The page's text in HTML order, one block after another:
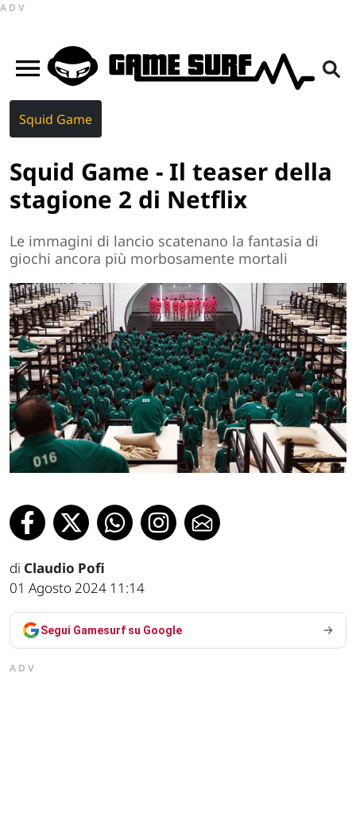
ADV
Squid Game
Squid Game - Il teaser della
stagione 2 di Netflix
Le immagini di lancio scatenano la fantasia di
giochi ancora più morbosamente mortali
di Claudio Pofi
01 Agosto 2024 11:14
Segui Gamesurf su Google
ADV